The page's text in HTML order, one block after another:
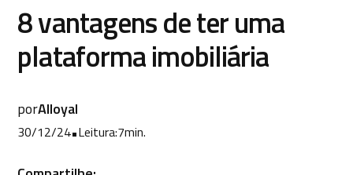
8 vantagens de ter uma
plataforma imobiliária
porAlloyal
30/12/24•Leitura:7min.